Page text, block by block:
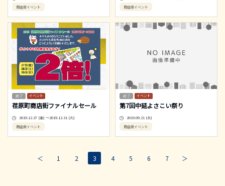
商店街イベント
商店街イベント
イベント
荏原町商店街ファイナルセール
2019.12.27 (金) ～2019.12.31 (火)
商店街イベント
イベント
第7回中延よさこい祭り
2019.09.21 (土)
商店街イベント
＜ 1 2 3 4 5 6 7 ＞